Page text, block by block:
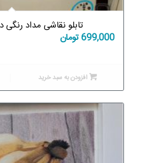
تابلو نقاشی مداد
699,000تومان
افزودن به سبد خرید